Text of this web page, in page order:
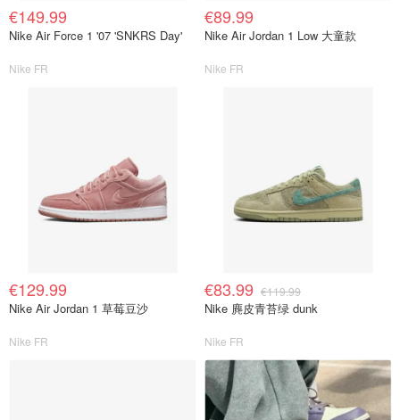
€149.99
Nike Air Force 1 '07 'SNKRS Day'
Nike FR
€89.99
Nike Air Jordan 1 Low 大童款
Nike FR
€129.99
Nike Air Jordan 1 草莓豆沙
Nike FR
€83.99 €119.99
Nike 麂皮青苔绿 dunk
Nike FR